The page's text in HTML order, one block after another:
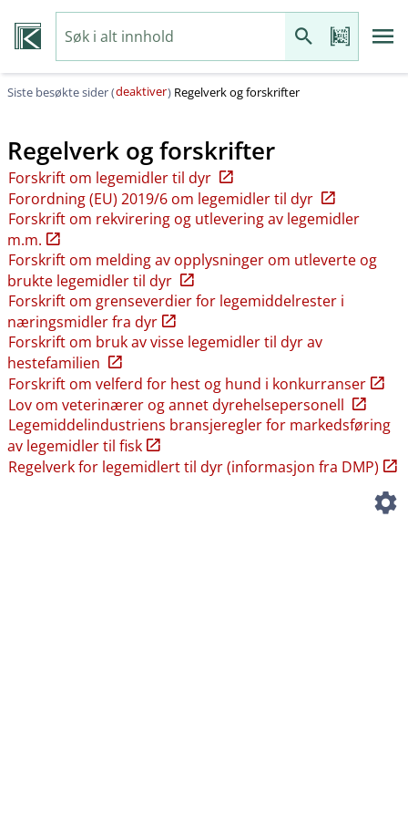
Siste besøkte sider (deaktiver) Regelverk og forskrifter
Regelverk og forskrifter
Forskrift om legemidler til dyr
Forordning (EU) 2019/6 om legemidler til dyr
Forskrift om rekvirering og utlevering av legemidler
m.m.
Forskrift om melding av opplysninger om utleverte og
brukte legemidler til dyr
Forskrift om grenseverdier for legemiddelrester i
næringsmidler fra dyr
Forskrift om bruk av visse legemidler til dyr av
hestefamilien
Forskrift om velferd for hest og hund i konkurranser
Lov om veterinærer og annet dyrehelsepersonell
Legemiddelindustriens bransjeregler for markedsføring
av legemidler til fisk
Regelverk for legemidlert til dyr (informasjon fra DMP)